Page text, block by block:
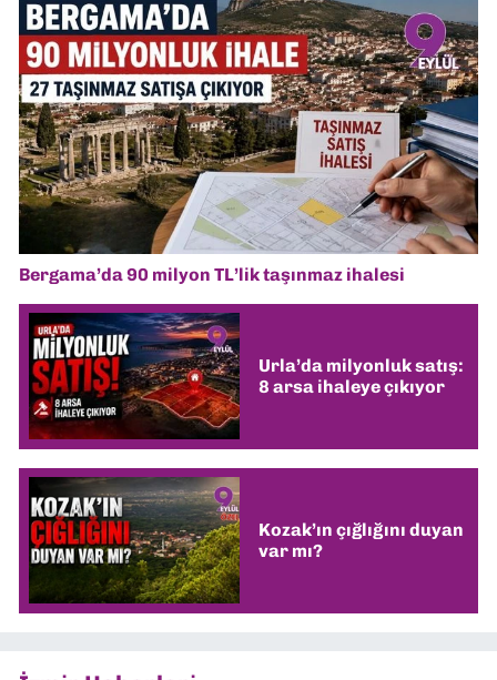
Bergama’da 90 milyon TL’lik taşınmaz ihalesi
Urla’da milyonluk satış:
8 arsa ihaleye çıkıyor
Kozak’ın çığlığını duyan
var mı?